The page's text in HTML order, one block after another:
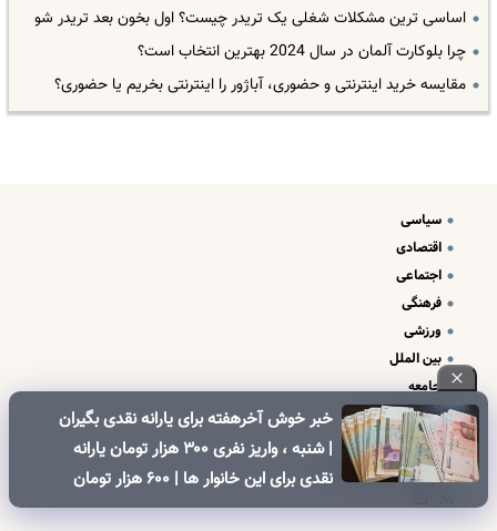
اساسی ترین مشکلات شغلی یک تریدر چیست؟ اول بخون بعد تریدر شو
چرا بلوکارت آلمان در سال 2024 بهترین انتخاب است؟
مقایسه خرید اینترنتی و حضوری، آباژور را اینترنتی بخریم یا حضوری؟
خبر خوش آخرهفته برای یارانه نقدی بگیران
| شنبه ، واریز نفری ۳۰۰ هزار تومان یارانه
نقدی برای این خانوار ها | ۶۰۰ هزار تومان
کالابرگ برای خانوارهای دارای فرزند
سیاسی
اقتصادی
اجتماعی
فرهنگی
ورزشی
بین الملل
جامعه
علم و فناوری
درباره ما
تبلیغات و تماس با ما